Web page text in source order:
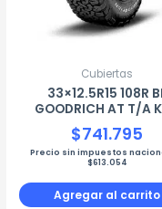
Cubiertas
33×12.5R15 108R
GOODRICH AT T/A
$741.795
Precio sin impuestos
$613.054
Agregar al carrito